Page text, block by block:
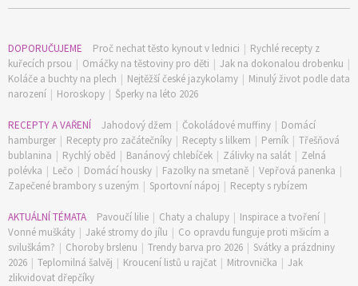
DOPORUČUJEME Proč nechat těsto kynout v lednici | Rychlé recepty z
kuřecích prsou | Omáčky na těstoviny pro děti | Jak na dokonalou drobenku |
Koláče a buchty na plech | Nejtěžší české jazykolamy | Minulý život podle data
narození | Horoskopy | Šperky na léto 2026
RECEPTY A VAŘENÍ Jahodový džem | Čokoládové muffiny | Domácí
hamburger | Recepty pro začátečníky | Recepty s lilkem | Perník | Třešňová
bublanina | Rychlý oběd | Banánový chlebíček | Zálivky na salát | Zelná
polévka | Lečo | Domácí housky | Fazolky na smetaně | Vepřová panenka |
Zapečené brambory s uzeným | Sportovní nápoj | Recepty s rybízem
AKTUÁLNÍ TÉMATA Pavoučí lilie | Chaty a chalupy | Inspirace a tvoření |
Vonné muškáty | Jaké stromy do jílu | Co opravdu funguje proti mšicím a
sviluškám? | Choroby brslenu | Trendy barva pro 2026 | Svátky a prázdniny
2026 | Teplomilná šalvěj | Kroucení listů u rajčat | Mitrovnička | Jak
zlikvidovat dřepčíky